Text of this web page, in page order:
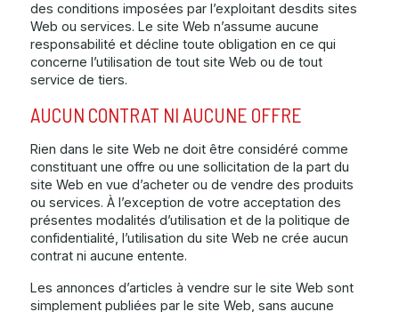
des conditions imposées par l’exploitant desdits sites
Web ou services. Le site Web n’assume aucune
responsabilité et décline toute obligation en ce qui
concerne l’utilisation de tout site Web ou de tout
service de tiers.
AUCUN CONTRAT NI AUCUNE OFFRE
Rien dans le site Web ne doit être considéré comme
constituant une offre ou une sollicitation de la part du
site Web en vue d’acheter ou de vendre des produits
ou services. À l’exception de votre acceptation des
présentes modalités d’utilisation et de la politique de
confidentialité, l’utilisation du site Web ne crée aucun
contrat ni aucune entente.
Les annonces d’articles à vendre sur le site Web sont
simplement publiées par le site Web, sans aucune